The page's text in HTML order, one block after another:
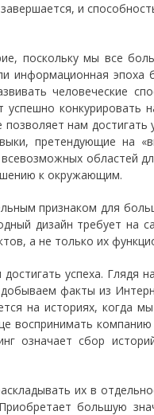
и
поскольку мы все
информационная
человеческие
нам достигать
претендующие на
областей
к окружающим.
признаком для
дизайн требует на
а не только их
успеха.
факты из
на историях, когда
воспринимать
означает сбор
их в
большую